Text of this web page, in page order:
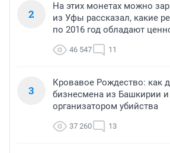
2
На этих монетах можно
из Уфы рассказал, какие
по 2016 год обладают
46 547 11
3
Кровавое Рождество: как
бизнесмена из Башкирии и
организатором убийства
37 260 13